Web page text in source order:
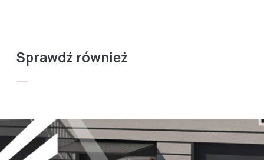
Sprawdź również